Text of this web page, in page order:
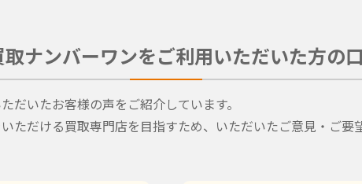
ナンバーワンをご利用いただいた方の
だいたお客様の声をご紹介しています。
ただける買取専門店を目指すため、いただいたご意見・ご要